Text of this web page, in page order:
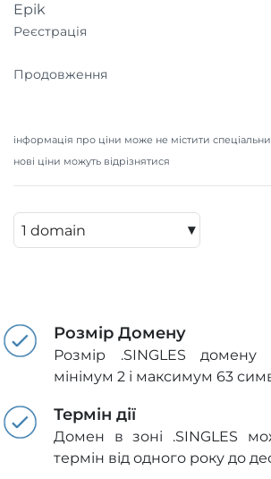
Epik
Реєстрація
Продовження
інформація про ціни може не містити
нові ціни можуть відрізнятися
▾
Розмір Домену
Розмір .SINGLES
мінімум 2 і максимум 63
Термін дії
Домен в зоні .SINGLES
термін від одного року до